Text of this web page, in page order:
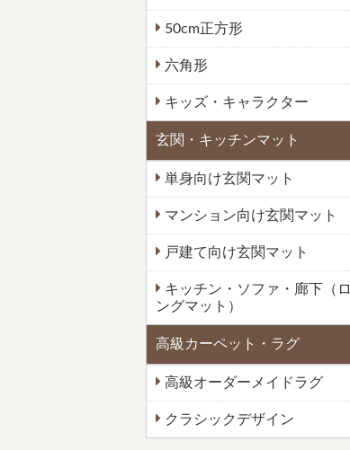
50cm正方形
六角形
キッズ・キャラクター
玄関・キッチンマット
単身向け玄関マット
マンション向け玄関マット
戸建て向け玄関マット
キッチン・ソファ・廊下（ロ
ングマット）
高級カーペット・ラグ
高級オーダーメイドラグ
クラシックデザイン